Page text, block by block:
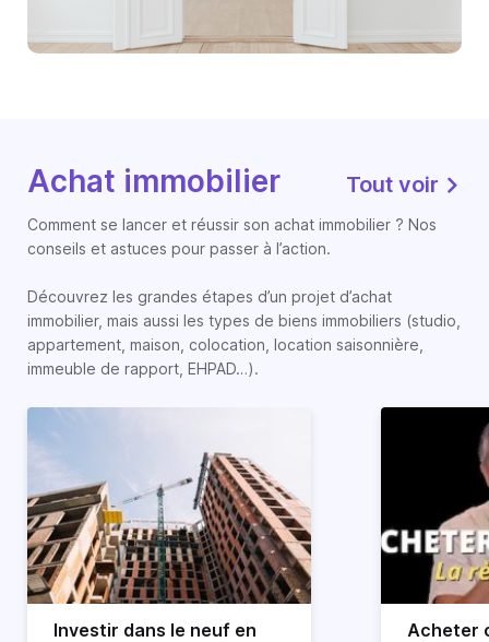
Achat immobilier Tout voir
Comment se lancer et réussir son achat immobilier ? Nos
conseils et astuces pour passer à l’action.
Découvrez les grandes étapes d’un projet d’achat
immobilier, mais aussi les types de biens immobiliers (studio,
appartement, maison, colocation, location saisonnière,
immeuble de rapport, EHPAD…).
Investir dans le neuf en
Acheter